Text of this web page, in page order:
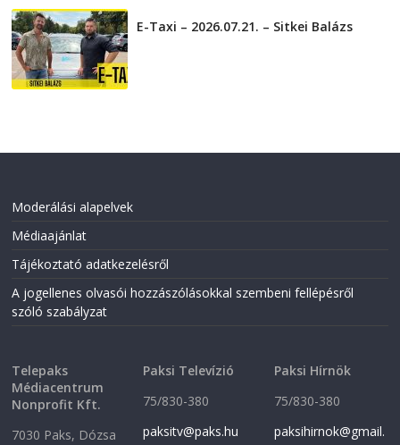
E-Taxi – 2026.07.21. – Sitkei Balázs
Moderálási alapelvek
Médiaajánlat
Tájékoztató adatkezelésről
A jogellenes olvasói hozzászólásokkal szembeni fellépésről
szóló szabályzat
Telepaks
Médiacentrum
Nonprofit Kft.
7030 Paks, Dózsa
Paksi Televízió
75/830-380
paksitv@paks.hu
Paksi Hírnök
75/830-380
paksihirnok@gmail.